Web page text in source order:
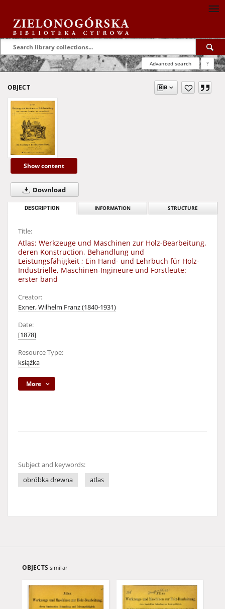
Advanced search ?
OBJECT
Show content
Download
DESCRIPTION INFORMATION STRUCTURE
Title:
Atlas: Werkzeuge und Maschinen zur Holz-Bearbeitung,
deren Konstruction, Behandlung und
Leistungsfähigkeit ; Ein Hand- und Lehrbuch für Holz-
Industrielle, Maschinen-Ingineure und Forstleute:
erster band
Creator:
Exner, Wilhelm Franz (1840-1931)
Date:
[1878]
Resource Type:
książka
More
Subject and keywords:
obróbka drewna
atlas
OBJECTS similar